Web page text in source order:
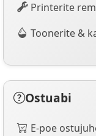
Printerite
Toonerite &
Ostuabi
E-poe